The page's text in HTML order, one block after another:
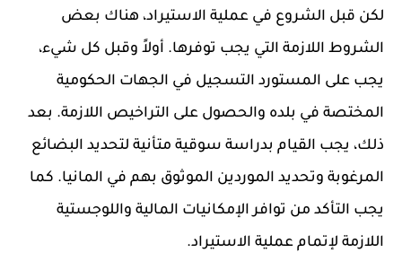
لكن قبل الشروع في عملية الاستيراد، هناك بعض
الشروط اللازمة التي يجب توفرها. أولاً وقبل كل شيء،
يجب على المستورد التسجيل في الجهات الحكومية
المختصة في بلده والحصول على التراخيص اللازمة. بعد
ذلك، يجب القيام بدراسة سوقية متأنية لتحديد البضائع
المرغوبة وتحديد الموردين الموثوق بهم في المانيا. كما
يجب التأكد من توافر الإمكانيات المالية واللوجستية
اللازمة لإتمام عملية الاستيراد.